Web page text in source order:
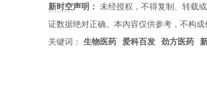
新时空声明： 未经授权，不得复制、转载
证数据绝对正确。本內容仅供参考，不构成
关键词： 生物医药 爱科百发 劲方医药